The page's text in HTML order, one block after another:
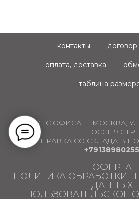
контакты
оплата, доставка
таблица
АДРЕС ОФИСА: Г. МОСКВА,
ШОССЕ 9 СТР.
ОТПРАВКА СО СКЛАДА В
+79138980255
ОФЕРТА
ПОЛИТИКА ОБРАБОТКИ
ДАННЫХ
ПОЛЬЗОВАТЕЛЬСКОЕ